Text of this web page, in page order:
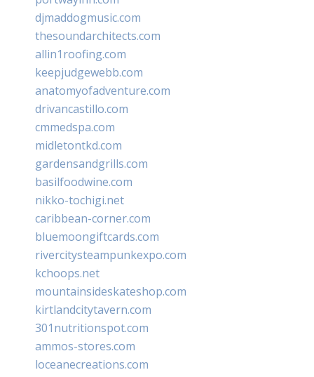
djmaddogmusic.com
thesoundarchitects.com
allin1roofing.com
keepjudgewebb.com
anatomyofadventure.com
drivancastillo.com
cmmedspa.com
midletontkd.com
gardensandgrills.com
basilfoodwine.com
nikko-tochigi.net
caribbean-corner.com
bluemoongiftcards.com
rivercitysteampunkexpo.com
kchoops.net
mountainsideskateshop.com
kirtlandcitytavern.com
301nutritionspot.com
ammos-stores.com
loceanecreations.com